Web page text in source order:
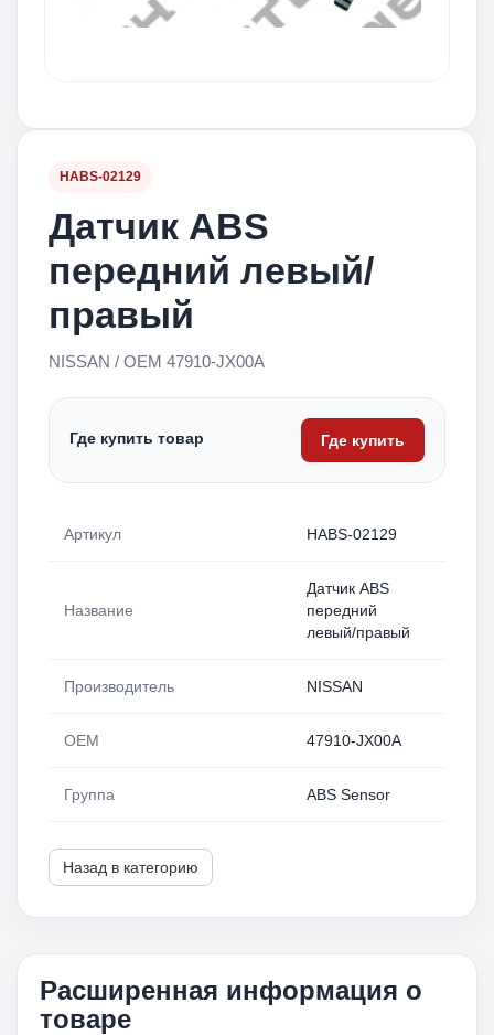
HABS-02129
Датчик ABS
передний левый/
правый
NISSAN / OEM 47910-JX00A
Где купить товар Где купить
Артикул HABS-02129
Название
Датчик ABS
передний
левый/правый
Производитель NISSAN
OEM 47910-JX00A
Группа ABS Sensor
Назад в категорию
Расширенная информация о
товаре